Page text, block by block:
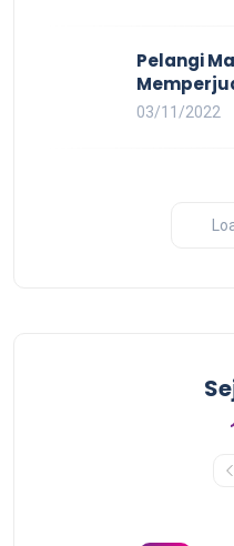
Pelangi
untuk
03/11/2022